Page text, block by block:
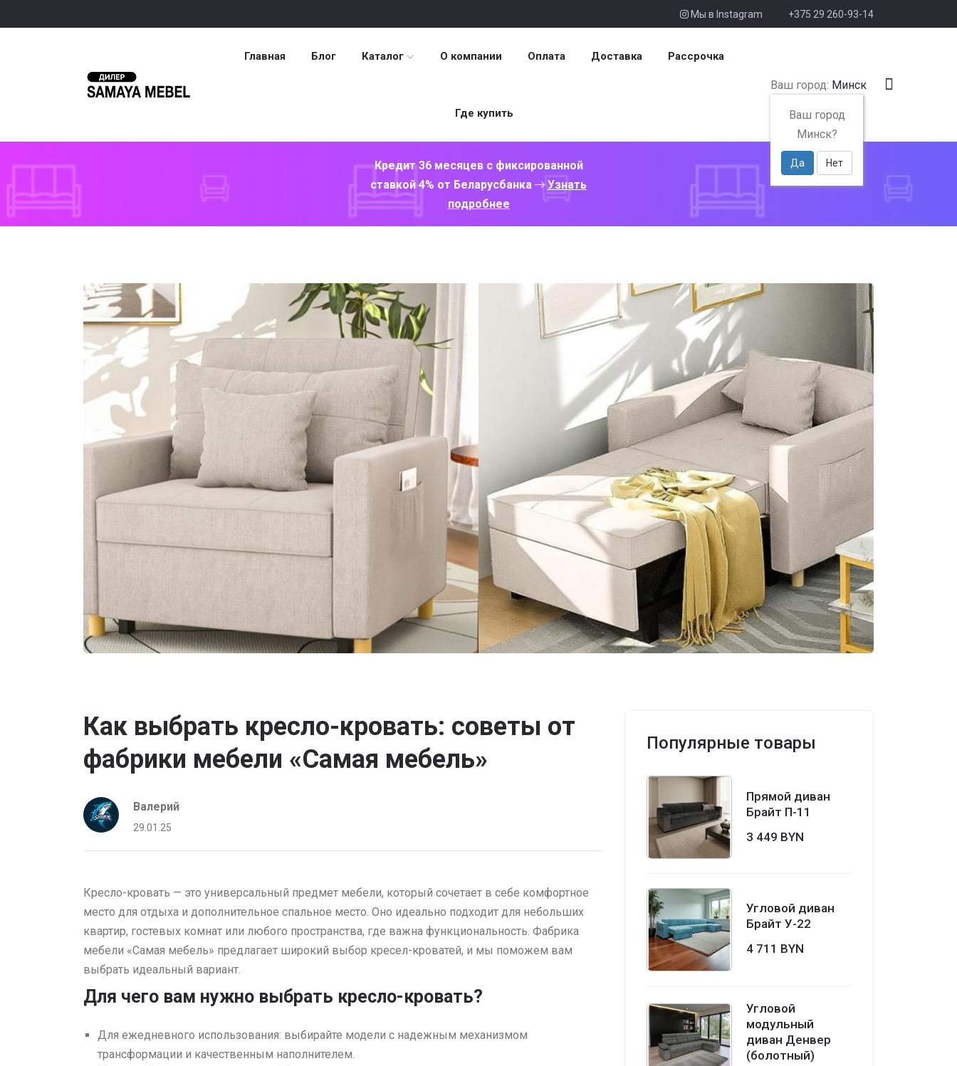
Мы в Instagram +375 29 260-93-14
Главная Блог Каталог О компании Оплата Доставка Рассрочка
Где купить
Ваш город: Минск
Ваш город
Минск?
Да Нет
Кредит 36 месяцев с фиксированной
ставкой 4% от Беларусбанка
Узнать
подробнее
Как выбрать кресло-кровать: советы от
фабрики мебели «Самая мебель»
Валерий
29.01.25
Кресло-кровать — это универсальный предмет мебели, который сочетает в себе комфортное
место для отдыха и дополнительное спальное место. Оно идеально подходит для небольших
квартир, гостевых комнат или любого пространства, где важна функциональность. Фабрика
мебели «Самая мебель» предлагает широкий выбор кресел-кроватей, и мы поможем вам
выбрать идеальный вариант.
Для чего вам нужно выбрать кресло-кровать?
Для ежедневного использования: выбирайте модели с надежным механизмом
трансформации и качественным наполнителем.
Популярные товары
Прямой диван
Брайт П-11
3 449 BYN
Угловой диван
Брайт У-22
4 711 BYN
Угловой
модульный
диван Денвер
(болотный)